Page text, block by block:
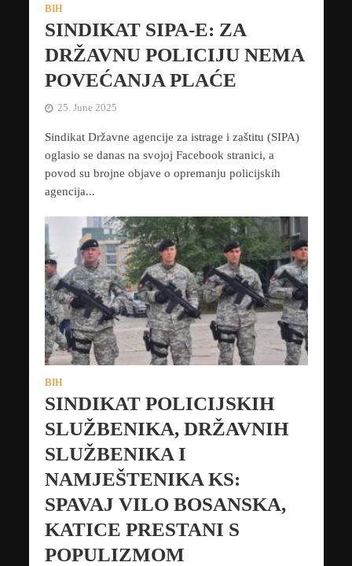
BIH
SINDIKAT SIPA-E: ZA
DRŽAVNU POLICIJU NEMA
POVEĆANJA PLAĆE
25. June 2025
Sindikat Državne agencije za istrage i zaštitu (SIPA)
oglasio se danas na svojoj Facebook stranici, a
povod su brojne objave o opremanju policijskih
agencija...
BIH
SINDIKAT POLICIJSKIH
SLUŽBENIKA, DRŽAVNIH
SLUŽBENIKA I
NAMJEŠTENIKA KS:
SPAVAJ VILO BOSANSKA,
KATICE PRESTANI S
POPULIZMOM